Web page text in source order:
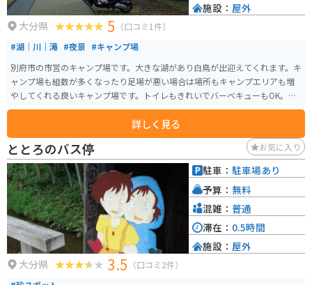
大分県 5 （口コミ1件）
#湖｜川｜滝 #夜景 #キャンプ場
別府市の市営のキャンプ場です。大きな湖があり白鳥が出迎えてくれます。キ
ャンプ場も組数が多くなったり足場が悪い場合は場所もキャンプエリアも増
やしてくれる良いキャンプ場です。トイレもきれいでバーベキューもOK。管
理員さんも優しいです。
詳しく見る
施設： 屋外
ととろのバス停 お気に入り
大分県 3.5 （口コミ2件）
駐車： 駐車場あり
予算： 無料
混雑： 普通
滞在： 0.5時間
施設： 屋外